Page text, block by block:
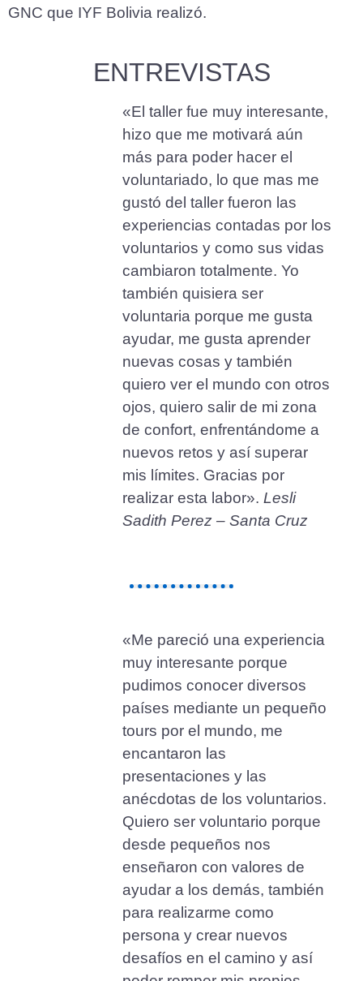
GNC que IYF Bolivia realizó.
ENTREVISTAS
«El taller fue muy interesante,
hizo que me motivará aún
más para poder hacer el
voluntariado, lo que mas me
gustó del taller fueron las
experiencias contadas por los
voluntarios y como sus vidas
cambiaron totalmente. Yo
también quisiera ser
voluntaria porque me gusta
ayudar, me gusta aprender
nuevas cosas y también
quiero ver el mundo con otros
ojos, quiero salir de mi zona
de confort, enfrentándome a
nuevos retos y así superar
mis límites. Gracias por
realizar esta labor». Lesli
Sadith Perez – Santa Cruz
«Me pareció una experiencia
muy interesante porque
pudimos conocer diversos
países mediante un pequeño
tours por el mundo, me
encantaron las
presentaciones y las
anécdotas de los voluntarios.
Quiero ser voluntario porque
desde pequeños nos
enseñaron con valores de
ayudar a los demás, también
para realizarme como
persona y crear nuevos
desafíos en el camino y así